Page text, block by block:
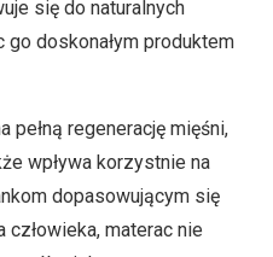
się do naturalnych
doskonałym produktem
pełną regenerację mięśni,
wpływa korzystnie na
dopasowującym się
człowieka, materac nie